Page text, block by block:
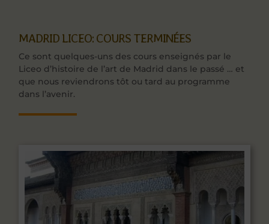
MADRID LICEO: COURS TERMINÉES
Ce sont quelques-uns des cours enseignés par le
Liceo d’histoire de l’art de Madrid dans le passé … et
que nous reviendrons tôt ou tard au programme
dans l’avenir.